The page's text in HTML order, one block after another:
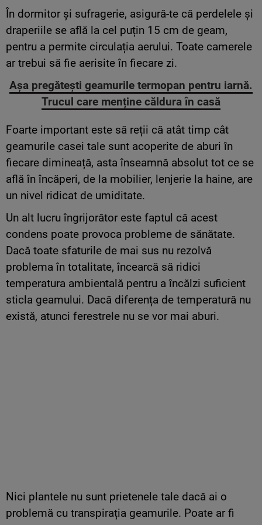
În dormitor și sufragerie, asigură-te că perdelele și
draperiile se află la cel puțin 15 cm de geam,
pentru a permite circulația aerului. Toate camerele
ar trebui să fie aerisite în fiecare zi.
Așa pregătești geamurile termopan pentru iarnă.
Trucul care menține căldura în casă
Foarte important este să reții că atât timp cât
geamurile casei tale sunt acoperite de aburi în
fiecare dimineață, asta înseamnă absolut tot ce se
află în încăperi, de la mobilier, lenjerie la haine, are
un nivel ridicat de umiditate.
Un alt lucru îngrijorător este faptul că acest
condens poate provoca probleme de sănătate.
Dacă toate sfaturile de mai sus nu rezolvă
problema în totalitate, încearcă să ridici
temperatura ambientală pentru a încălzi suficient
sticla geamului. Dacă diferența de temperatură nu
există, atunci ferestrele nu se vor mai aburi.
Nici plantele nu sunt prietenele tale dacă ai o
problemă cu transpirația geamurile. Poate ar fi